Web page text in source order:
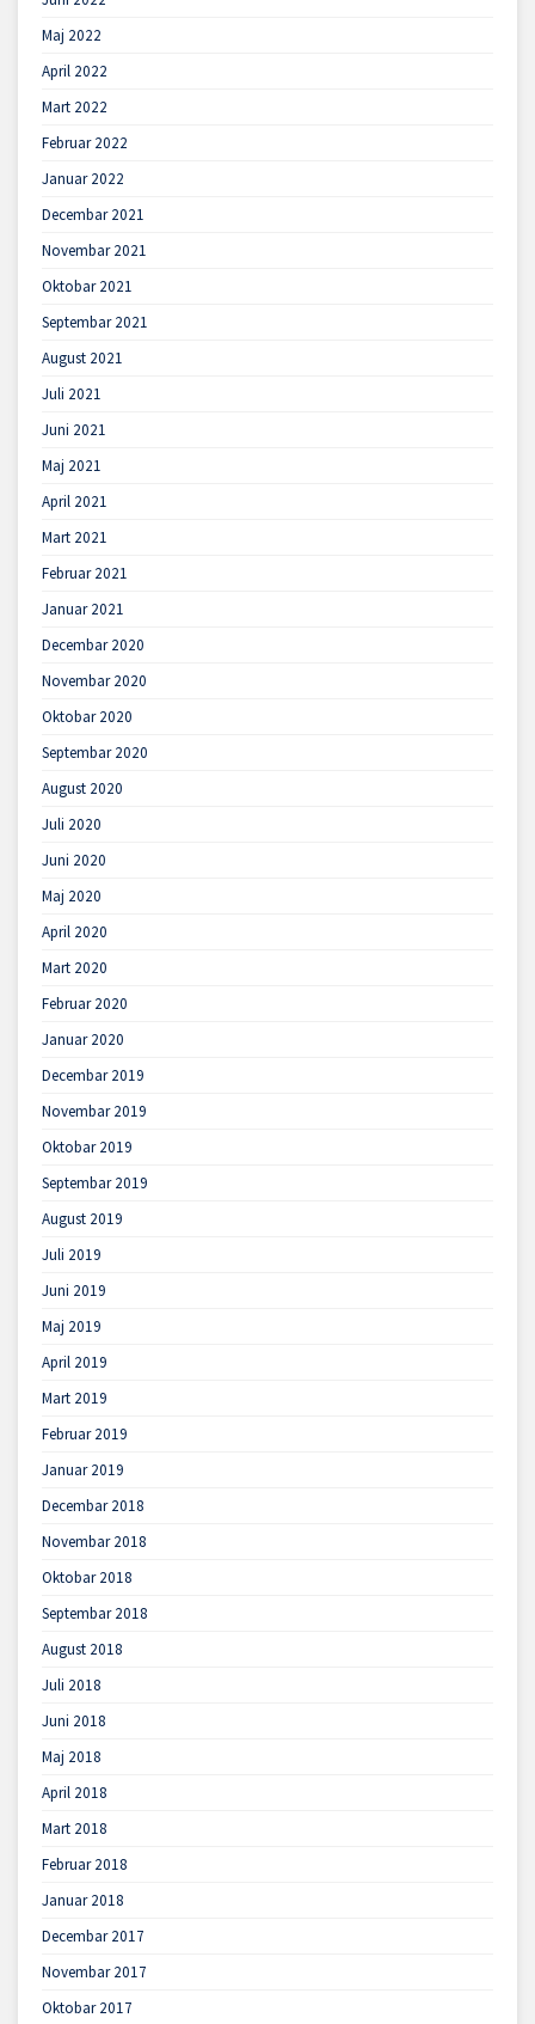
Maj 2022
April 2022
Mart 2022
Februar 2022
Januar 2022
Decembar 2021
Novembar 2021
Oktobar 2021
Septembar 2021
August 2021
Juli 2021
Juni 2021
Maj 2021
April 2021
Mart 2021
Februar 2021
Januar 2021
Decembar 2020
Novembar 2020
Oktobar 2020
Septembar 2020
August 2020
Juli 2020
Juni 2020
Maj 2020
April 2020
Mart 2020
Februar 2020
Januar 2020
Decembar 2019
Novembar 2019
Oktobar 2019
Septembar 2019
August 2019
Juli 2019
Juni 2019
Maj 2019
April 2019
Mart 2019
Februar 2019
Januar 2019
Decembar 2018
Novembar 2018
Oktobar 2018
Septembar 2018
August 2018
Juli 2018
Juni 2018
Maj 2018
April 2018
Mart 2018
Februar 2018
Januar 2018
Decembar 2017
Novembar 2017
Oktobar 2017